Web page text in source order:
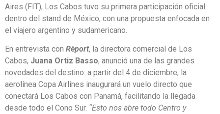
Aires (FIT), Los Cabos tuvo su primera participación oficial
dentro del stand de México, con una propuesta enfocada en
el viajero argentino y sudamericano.
En entrevista con Rèport, la directora comercial de Los
Cabos, Juana Ortiz Basso, anunció una de las grandes
novedades del destino: a partir del 4 de diciembre, la
aerolínea Copa Airlines inaugurará un vuelo directo que
conectará Los Cabos con Panamá, facilitando la llegada
desde todo el Cono Sur. “Esto nos abre todo Centro y